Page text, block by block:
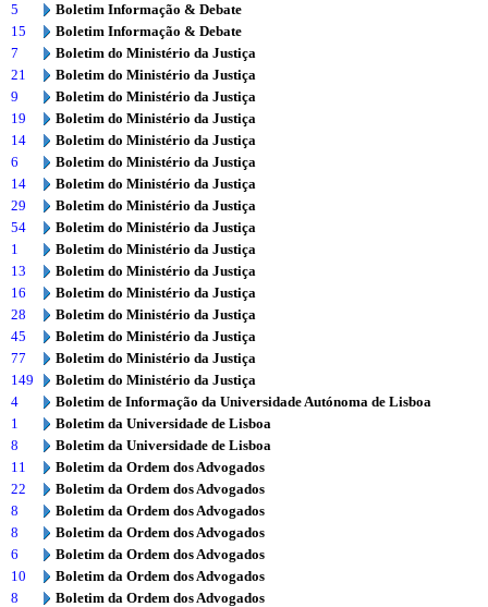
5
Boletim Informação & Debate
15
Boletim Informação & Debate
7
Boletim do Ministério da Justiça
21
Boletim do Ministério da Justiça
9
Boletim do Ministério da Justiça
19
Boletim do Ministério da Justiça
14
Boletim do Ministério da Justiça
6
Boletim do Ministério da Justiça
14
Boletim do Ministério da Justiça
29
Boletim do Ministério da Justiça
54
Boletim do Ministério da Justiça
1
Boletim do Ministério da Justiça
13
Boletim do Ministério da Justiça
16
Boletim do Ministério da Justiça
28
Boletim do Ministério da Justiça
45
Boletim do Ministério da Justiça
77
Boletim do Ministério da Justiça
149
Boletim do Ministério da Justiça
4
Boletim de Informação da Universidade Autónoma de Lisboa
1
Boletim da Universidade de Lisboa
8
Boletim da Universidade de Lisboa
11
Boletim da Ordem dos Advogados
22
Boletim da Ordem dos Advogados
8
Boletim da Ordem dos Advogados
8
Boletim da Ordem dos Advogados
6
Boletim da Ordem dos Advogados
10
Boletim da Ordem dos Advogados
8
Boletim da Ordem dos Advogados